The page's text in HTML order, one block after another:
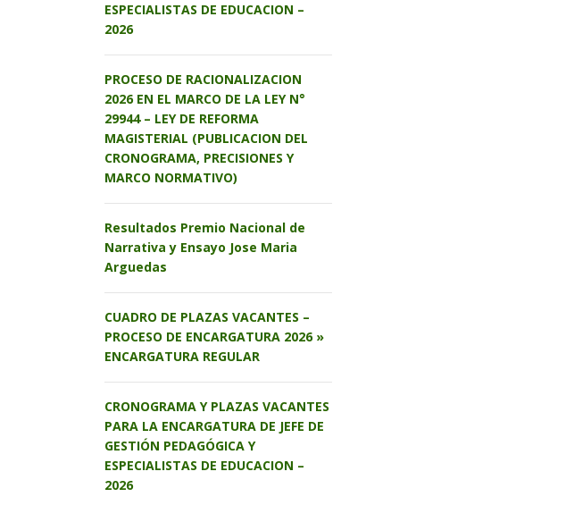
ESPECIALISTAS DE EDUCACION –
2026
PROCESO DE RACIONALIZACION
2026 EN EL MARCO DE LA LEY N°
29944 – LEY DE REFORMA
MAGISTERIAL (PUBLICACION DEL
CRONOGRAMA, PRECISIONES Y
MARCO NORMATIVO)
Resultados Premio Nacional de
Narrativa y Ensayo Jose Maria
Arguedas
CUADRO DE PLAZAS VACANTES –
PROCESO DE ENCARGATURA 2026 »
ENCARGATURA REGULAR
CRONOGRAMA Y PLAZAS VACANTES
PARA LA ENCARGATURA DE JEFE DE
GESTIÓN PEDAGÓGICA Y
ESPECIALISTAS DE EDUCACION –
2026